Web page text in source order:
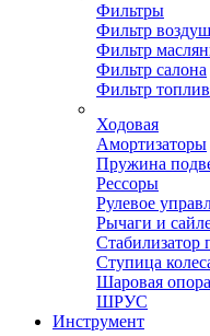
Фильтры
Фильтр
Фильтр
Фильтр салона
Фильтр
Ходовая
Амортизаторы
Пружина
Рессоры
Рулевое
Рычаги и
Стабилизатор
Ступица
Шаровая опора
ШРУС
Инструмент